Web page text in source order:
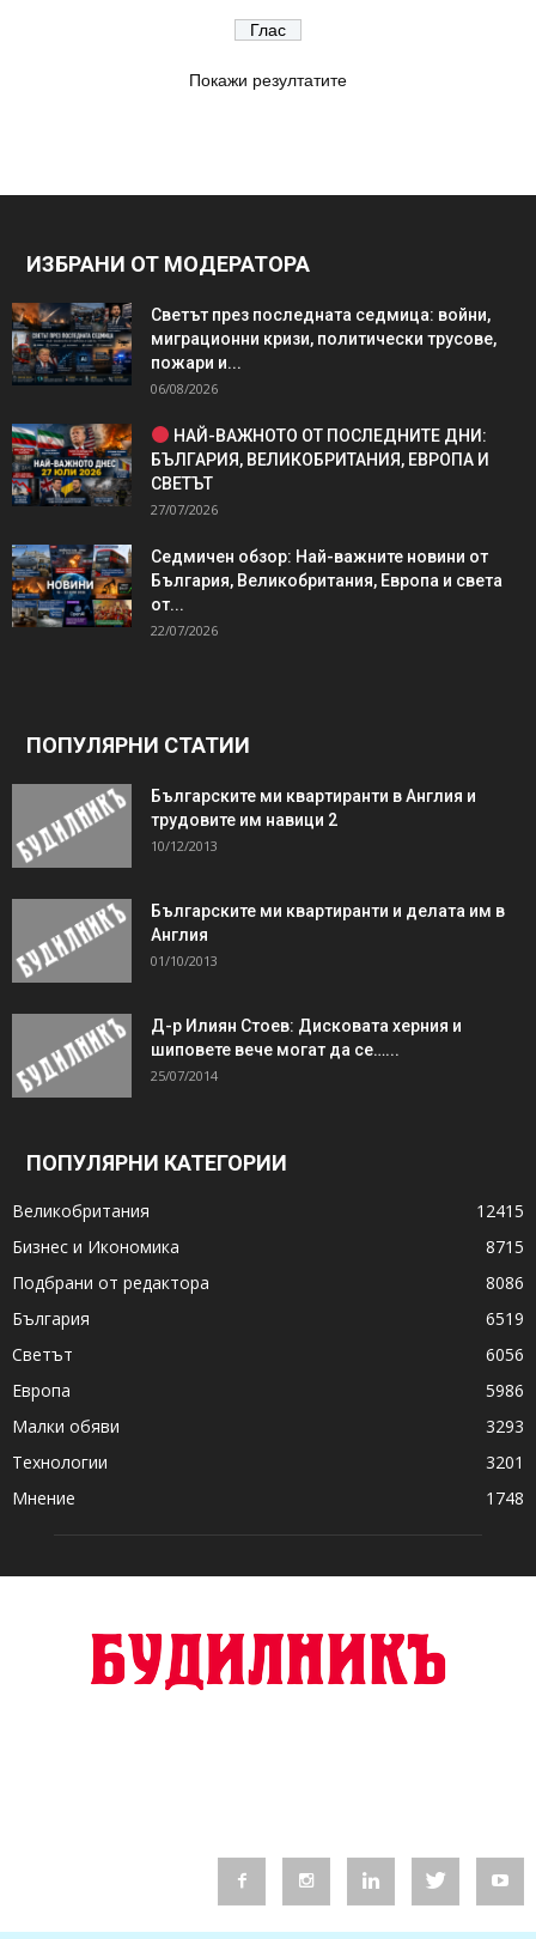
Покажи резултатите
ИЗБРАНИ ОТ МОДЕРАТОРА
Светът през последната седмица: войни,
миграционни кризи, политически трусове,
пожари и...
06/08/2026
НАЙ-ВАЖНОТО ОТ ПОСЛЕДНИТЕ ДНИ:
БЪЛГАРИЯ, ВЕЛИКОБРИТАНИЯ, ЕВРОПА И
СВЕТЪТ
27/07/2026
Седмичен обзор: Най-важните новини от
България, Великобритания, Европа и света
от...
22/07/2026
ПОПУЛЯРНИ СТАТИИ
Българските ми квартиранти в Англия и
трудовите им навици 2
10/12/2013
Българските ми квартиранти и делата им в
Англия
01/10/2013
Д-р Илиян Стоев: Дисковата херния и
шиповете вече могат да се…...
25/07/2014
ПОПУЛЯРНИ КАТЕГОРИИ
Великобритания
12415
Бизнес и Икономика
8715
Подбрани от редактора
8086
България
6519
Светът
6056
Европа
5986
Малки обяви
3293
Технологии
3201
Мнение
1748